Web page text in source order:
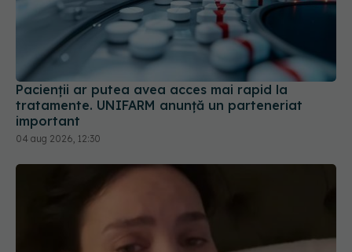
Pacienții ar putea avea acces mai rapid la
tratamente. UNIFARM anunță un parteneriat
important
04 aug 2026, 12:30